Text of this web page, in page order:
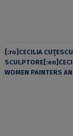
[:ro]CECILIA
WOMEN PAINTERS